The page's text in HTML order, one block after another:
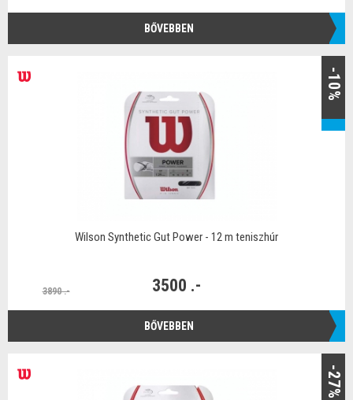
BŐVEBBEN
-10%
Wilson Synthetic Gut Power - 12 m teniszhúr
3890 .- 3500 .-
BŐVEBBEN
-27%